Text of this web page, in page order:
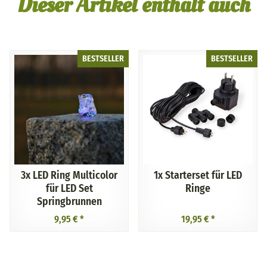
BESTSELLER
3x LED Ring Multicolor
für LED Set
Springbrunnen
9,95 € *
BESTSELLER
1xStarterset für LED
Ringe
19,95 € *